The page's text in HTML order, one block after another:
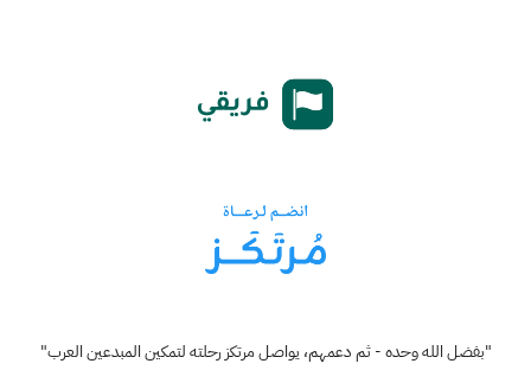
"بفضل الله وحده - ثم دعمهم، يواصل مرتكز رحلته لتمكين المبدعين العرب"